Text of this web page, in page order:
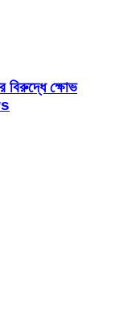
বিরুদ্ধে ক্ষোভ